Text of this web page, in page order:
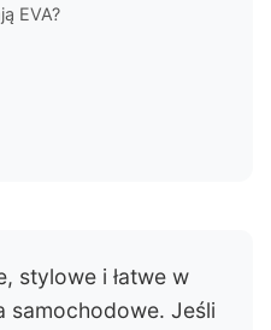
EVA?
stylowe i łatwe w
samochodowe. Jeśli